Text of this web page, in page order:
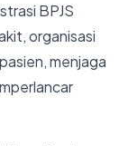
BPJS
organisasi
menjaga